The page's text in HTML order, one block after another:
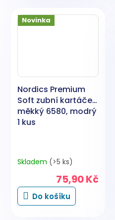
Novinka
Nordics Premium
Soft zubní kartáček
měkký 6580, modrý
1 kus
Skladem (>5 ks)
75,90 Kč
Do košíku